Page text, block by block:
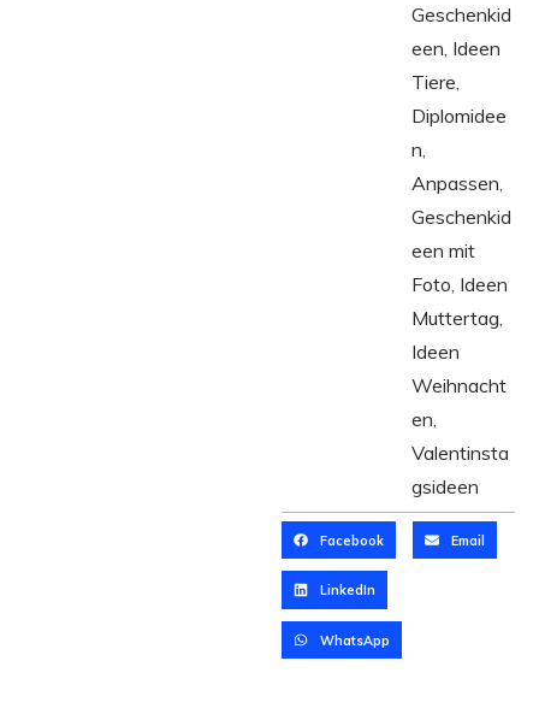
Geschenkid
een Ideen
Tiere
Diplomidee
n
Anpassen
Geschenkid
een mit
Foto Ideen
Muttertag
Ideen
Weihnacht
en
Valentinsta
gsideen
Facebook Email
LinkedIn
WhatsApp